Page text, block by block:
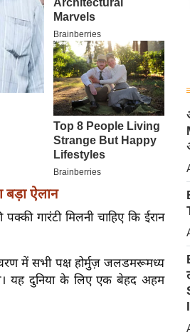
बड़ा ऐलान
गारंटी मिलनी चाहिए कि ईरान
में सभी पक्ष होर्मुज़ जलडमरूमध्य
यह दुनिया के लिए एक बेहद अहम